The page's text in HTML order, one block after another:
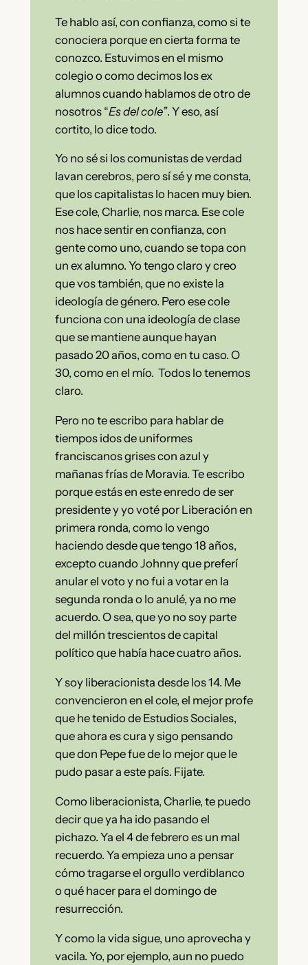
Te hablo así, con confianza, como si te
conociera porque en cierta forma te
conozco. Estuvimos en el mismo
colegio o como decimos los ex
alumnos cuando hablamos de otro de
nosotros “Es del cole”. Y eso, así
cortito, lo dice todo.
Yo no sé si los comunistas de verdad
lavan cerebros, pero sí sé y me consta,
que los capitalistas lo hacen muy bien.
Ese cole, Charlie, nos marca. Ese cole
nos hace sentir en confianza, con
gente como uno, cuando se topa con
un ex alumno. Yo tengo claro y creo
que vos también, que no existe la
ideología de género. Pero ese cole
funciona con una ideología de clase
que se mantiene aunque hayan
pasado 20 años, como en tu caso. O
30, como en el mío. Todos lo tenemos
claro.
Pero no te escribo para hablar de
tiempos idos de uniformes
franciscanos grises con azul y
mañanas frías de Moravia. Te escribo
porque estás en este enredo de ser
presidente y yo voté por Liberación en
primera ronda, como lo vengo
haciendo desde que tengo 18 años,
excepto cuando Johnny que preferí
anular el voto y no fui a votar en la
segunda ronda o lo anulé, ya no me
acuerdo. O sea, que yo no soy parte
del millón trescientos de capital
político que había hace cuatro años.
Y soy liberacionista desde los 14. Me
convencieron en el cole, el mejor profe
que he tenido de Estudios Sociales,
que ahora es cura y sigo pensando
que don Pepe fue de lo mejor que le
pudo pasar a este país. Fijate.
Como liberacionista, Charlie, te puedo
decir que ya ha ido pasando el
pichazo. Ya el 4 de febrero es un mal
recuerdo. Ya empieza uno a pensar
cómo tragarse el orgullo verdiblanco
o qué hacer para el domingo de
resurrección.
Y como la vida sigue, uno aprovecha y
vacila. Yo, por ejemplo, aun no puedo